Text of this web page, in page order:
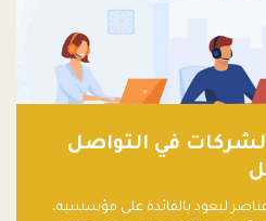
في التواصل
ليعود بالفائدة على مؤسسيه،